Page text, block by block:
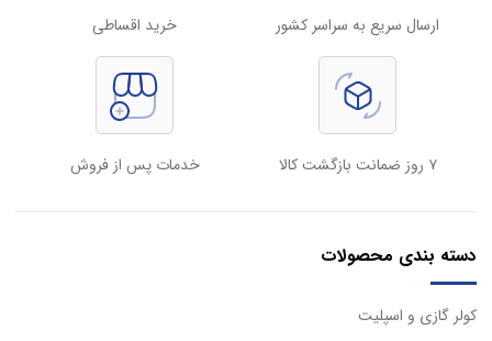
ارسال سریع به سراسر کشور خرید اقساطی
۷ روز ضمانت بازگشت کالا خدمات پس از فروش
دسته بندی محصولات
كولر گازی و اسپليت